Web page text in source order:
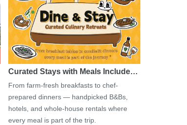
Curated Stays with Meals Include…
From farm-fresh breakfasts to chef-
prepared dinners — handpicked B&Bs,
hotels, and whole-house rentals where
every meal is part of the trip.